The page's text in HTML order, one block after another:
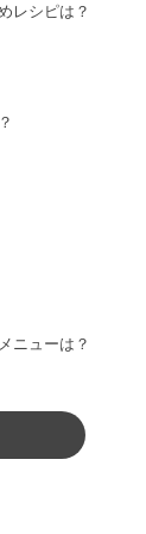
レシピは？
ニューは？